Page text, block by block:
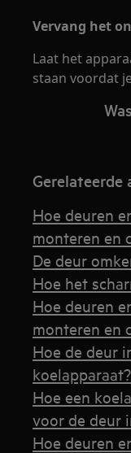
Vervang het
Laat het
staan voordat
Gerelateerde
Hoe deuren
monteren en
De deur
Hoe het
Hoe deuren
monteren en
Hoe de deur
koelapparaat?
Hoe een
voor de deur
Hoe deuren